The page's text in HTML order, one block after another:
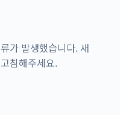
가 발생했습니다. 새
침해주세요.